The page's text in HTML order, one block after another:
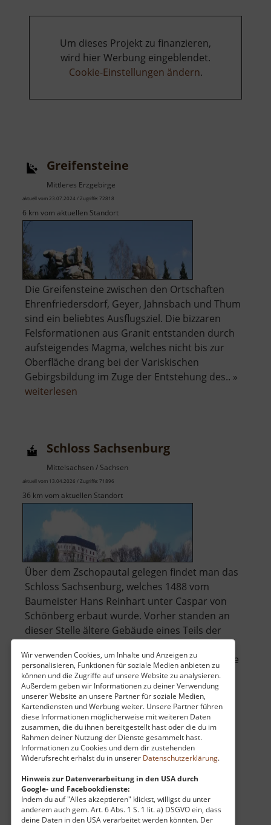
Wir verwenden Cookies, um Inhalte und Anzeigen zu
personalisieren, Funktionen für soziale Medien anbieten zu
können und die Zugriffe auf unsere Website zu analysieren.
Außerdem geben wir Informationen zu deiner Verwendung
unserer Website an unsere Partner für soziale Medien,
Kartendiensten und Werbung weiter. Unsere Partner führen
diese Informationen möglicherweise mit weiteren Daten
zusammen, die du ihnen bereitgestellt hast oder die du im
Rahmen deiner Nutzung der Dienste gesammelt hast.
Informationen zu Cookies und dem dir zustehenden
Widerufsrecht erhälst du in unserer Datenschutzerklärung.
Hinweis zur Datenverarbeitung in den USA durch
Google- und Facebookdienste:
Indem du auf "Alles akzeptieren" klickst, willigst du unter
anderem auch gem. Art. 6 Abs. 1 S. 1 lit. a) DSGVO ein, dass
deine Daten in den USA verarbeitet werden könnten. Der
Um dieses Projekt zu finanzieren,
wird hier Werbung eingeblendet.
Cookie-Einstellungen ändern.
Greifensteine
Mittleres Erzgebirge
aktuell vom 23.07.2024 / Zugriffe: 72818
6 km vom aktuellen Standort
Die Greifensteine zwischen den Ortschaften
Ehrenfriedersdorf, Geyer, Jahnsbach und Thum
sind ein beliebtes Ausflugsziel. Die bizzaren
Felsformationen aus Granit entstanden durch
aufsteigendes Magma, welches nicht bis zur
Oberfläche drang bei der Variskischen
Gebirgsbildung im Zuge der Entstehung des.. »
weiterlesen
Schloss Sachsenburg
Mittelsachsen / Sachsen
aktuell vom 13.04.2026 / Zugriffe: 71896
36 km vom aktuellen Standort
Über dem Zschopautal gelegen findet man das
Schloss Sachsenburg, welches 1488 vom
Baumeister Hans Reinhart unter Caspar von
Schönberg erbaut wurde. Vorher standen an
dieser Stelle ältere Gebäude eines Teils der
alten Sachsenburg. Die erste urkundliche
Erwähnung gab es im Jahre 1197. Ab dem Jahre
161.. »weiterlesenüber
Schloss
Sachsenburg
Fichtelberg
Mittleres Erzgebirge
20 km vom aktuellen Standort